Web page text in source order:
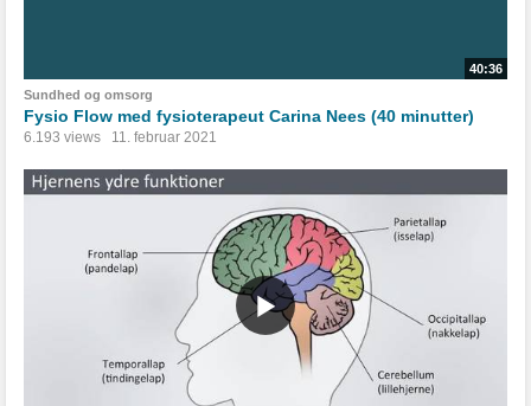
40:36
Sundhed og omsorg
Fysio Flow med fysioterapeut Carina Nees (40 minutter)
6.193 views 11. februar 2021